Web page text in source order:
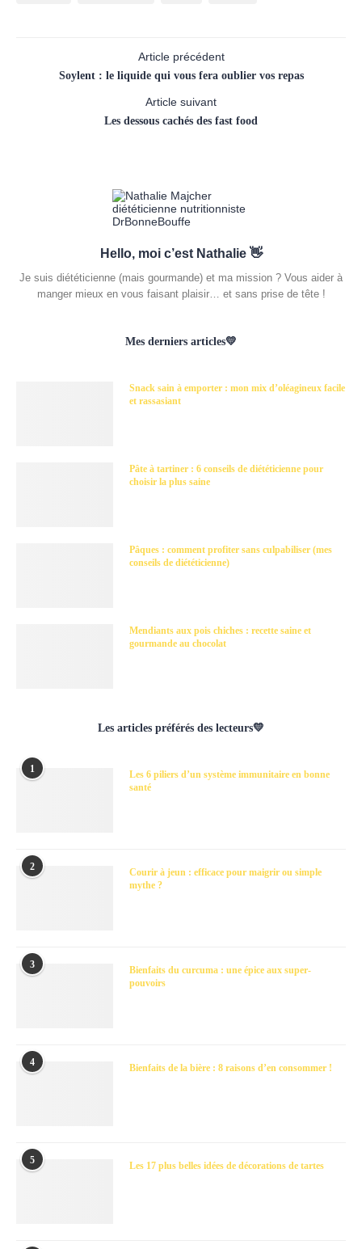
Article précédent
Soylent : le liquide qui vous fera oublier vos repas
Article suivant
Les dessous cachés des fast food
Hello, moi c’est Nathalie 👋
Je suis diététicienne (mais gourmande) et ma mission ? Vous aider à
manger mieux en vous faisant plaisir… et sans prise de tête !
Mes derniers articles💛
Snack sain à emporter : mon mix d’oléagineux facile
et rassasiant
Pâte à tartiner : 6 conseils de diététicienne pour
choisir la plus saine
Pâques : comment profiter sans culpabiliser (mes
conseils de diététicienne)
Mendiants aux pois chiches : recette saine et
gourmande au chocolat
Les articles préférés des lecteurs💛
1
Les 6 piliers d’un système immunitaire en bonne
santé
2
Courir à jeun : efficace pour maigrir ou simple
mythe ?
3
Bienfaits du curcuma : une épice aux super-
pouvoirs
4 Bienfaits de la bière : 8 raisons d’en consommer !
5 Les 17 plus belles idées de décorations de tartes